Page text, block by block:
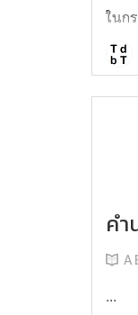
ในก
O
ต้อง
คำ
A
...